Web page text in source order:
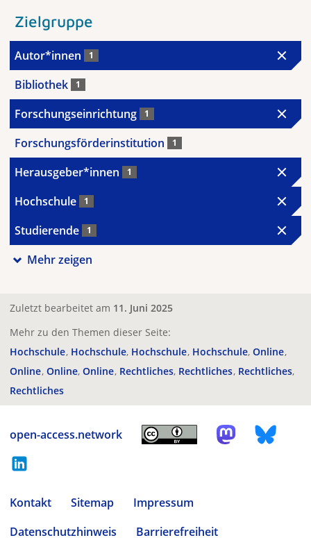
Zielgruppe
Autor*innen 1
Bibliothek 1
Forschungseinrichtung 1
Forschungsförderinstitution 1
Herausgeber*innen 1
Hochschule 1
Studierende 1
Mehr zeigen
Zuletzt bearbeitet am 11. Juni 2025
Mehr zu den Themen dieser Seite:
Hochschule Hochschule Hochschule Hochschule Online
Online Online Online Rechtliches Rechtliches Rechtliches
Rechtliches
open-access.network
Kontakt Sitemap
Impressum
Datenschutzhinweis
Barrierefreiheit